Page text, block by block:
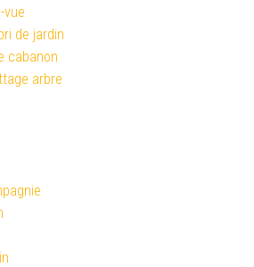
vue
de jardin
cabanon
arbre